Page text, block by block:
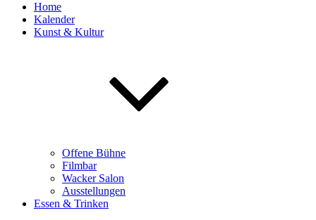
Home
Kalender
Kunst & Kultur
Offene Bühne
Filmbar
Wacker Salon
Ausstellungen
Essen & Trinken